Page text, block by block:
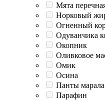
Мята
Норковый
Огненный
Одуванчика
Окопник
Оливковое
Омик
Осина
Панты марала
Парафин